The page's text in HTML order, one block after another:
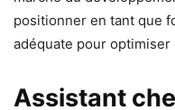
positionner en tant que
adéquate pour optimiser
Assistant